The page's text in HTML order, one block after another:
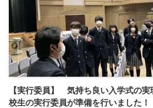
【実行委員】 気持ち良い入学式の実
校生の実行委員が準備を行いました！